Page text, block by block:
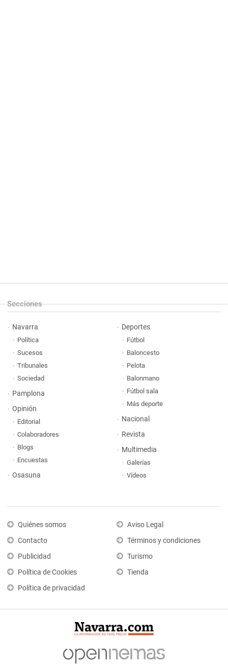
Secciones
Navarra
Política
Sucesos
Tribunales
Sociedad
Pamplona
Opinión
Editorial
Colaboradores
Blogs
Encuestas
Osasuna
Deportes
Fútbol
Baloncesto
Pelota
Balonmano
Fútbol sala
Más deporte
Nacional
Revista
Multimedia
Galerías
Vídeos
Quiénes somos
Contacto
Publicidad
Política de Cookies
Política de privacidad
Aviso Legal
Términos y condiciones
Turismo
Tienda